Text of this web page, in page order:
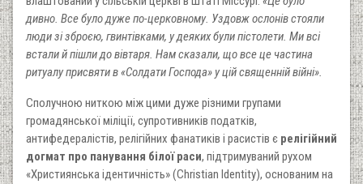
дивно. Все було дуже по-церковному. Уздовж ослонів стояли
люди зі зброєю, гвинтівками, у деяких були пістолети. Ми всі
встали й пішли до вівтаря. Нам сказали, що все це частина
ритуалу присвяти в «Солдати Господа» у цій священній війні».
Сполучною ниткою між цими дуже різними групами
громадянської міліції, супротивників податків,
антифедералістів, релігійних фанатиків і расистів є релігійний
догмат про панування білої раси, підтримуваний рухом
«Християнська ідентичність» (Christian Identity), основаним на